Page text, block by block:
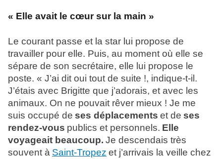
« Elle avait le cœur sur la main »
Le courant passe et la star lui propose de
travailler pour elle. Puis, au moment où elle se
sépare de son secrétaire, elle lui propose le
poste. « J’ai dit oui tout de suite !, indique-t-il.
J’étais avec Brigitte que j’adorais, et avec les
animaux. On ne pouvait rêver mieux ! Je me
suis occupé de ses déplacements et de ses
rendez-vous publics et personnels. Elle
voyageait beaucoup. Je descendais très
souvent à Saint-Tropez et j’arrivais la veille chez